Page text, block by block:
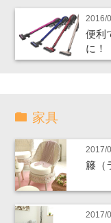
2016/
便利
に！
家具
2017/
籐（
2017/